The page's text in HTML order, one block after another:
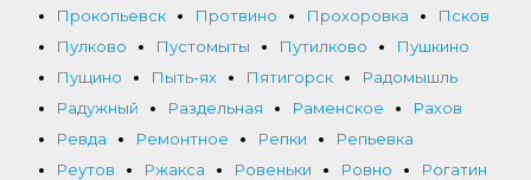
Прокопьевск
Протвино Прохоровка
Псков
Пулково
Пустомыты Путилково
Пушкино
Пущино
Пыть-ях Пятигорск
Радомышль
Радужный
Раздельная Раменское
Рахов
Ревда
Ремонтное Репки
Репьевка
Реутов
Ржакса Ровеньки Ровно
Рогатин